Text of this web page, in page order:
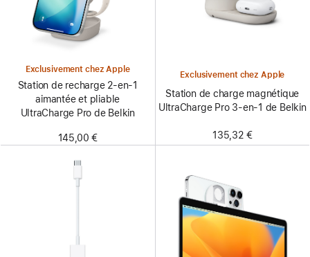
Exclusivement chez Apple
Station de recharge 2-en-1
aimantée et pliable
UltraCharge Pro de Belkin
145,00 €
Exclusivement chez Apple
Station de charge magnétique
UltraCharge Pro 3-en-1 de Belkin
135,32 €